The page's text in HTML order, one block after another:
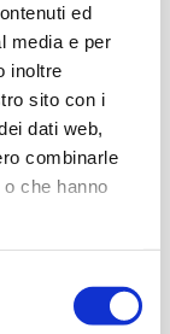
ed
media e per
inoltre
sito con i
dati web,
combinarle
che hanno